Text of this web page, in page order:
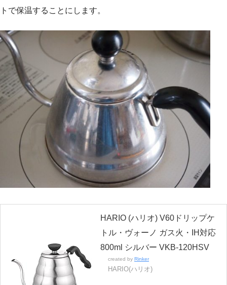
トで保温することにします。
HARIO (ハリオ) V60ドリップケ
トル・ヴォーノ ガス火・IH対応
800ml シルバー VKB-120HSV
created by Rinker
HARIO(ハリオ)